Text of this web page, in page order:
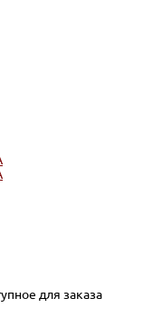
для заказа